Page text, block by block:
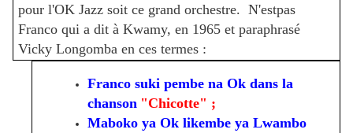
pour l'OK Jazz soit ce grand orchestre. N'estpas
Franco qui a dit à Kwamy, en 1965 et paraphrasé
Vicky Longomba en ces termes :
Franco suki pembe na Ok dans la
chanson "Chicotte" ;
Maboko ya Ok likembe ya Lwambo